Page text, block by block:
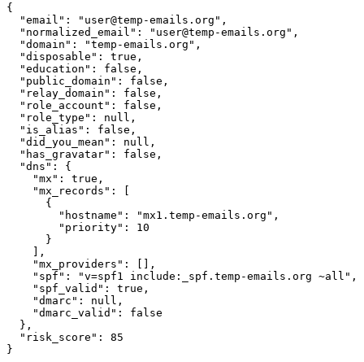
{
  "email": "user@temp-emails.org",
  "normalized_email": "user@temp-emails.org",
  "domain": "temp-emails.org",
  "disposable": true,
  "education": false,
  "public_domain": false,
  "relay_domain": false,
  "role_account": false,
  "role_type": null,
  "is_alias": false,
  "did_you_mean": null,
  "has_gravatar": false,
  "dns": {
    "mx": true,
    "mx_records": [
      {
        "hostname": "mx1.temp-emails.org",
        "priority": 10
      }
    ],
    "mx_providers": [],
    "spf": "v=spf1 include:_spf.temp-emails.org ~all",
    "spf_valid": true,
    "dmarc": null,
    "dmarc_valid": false
  },
  "risk_score": 85
}